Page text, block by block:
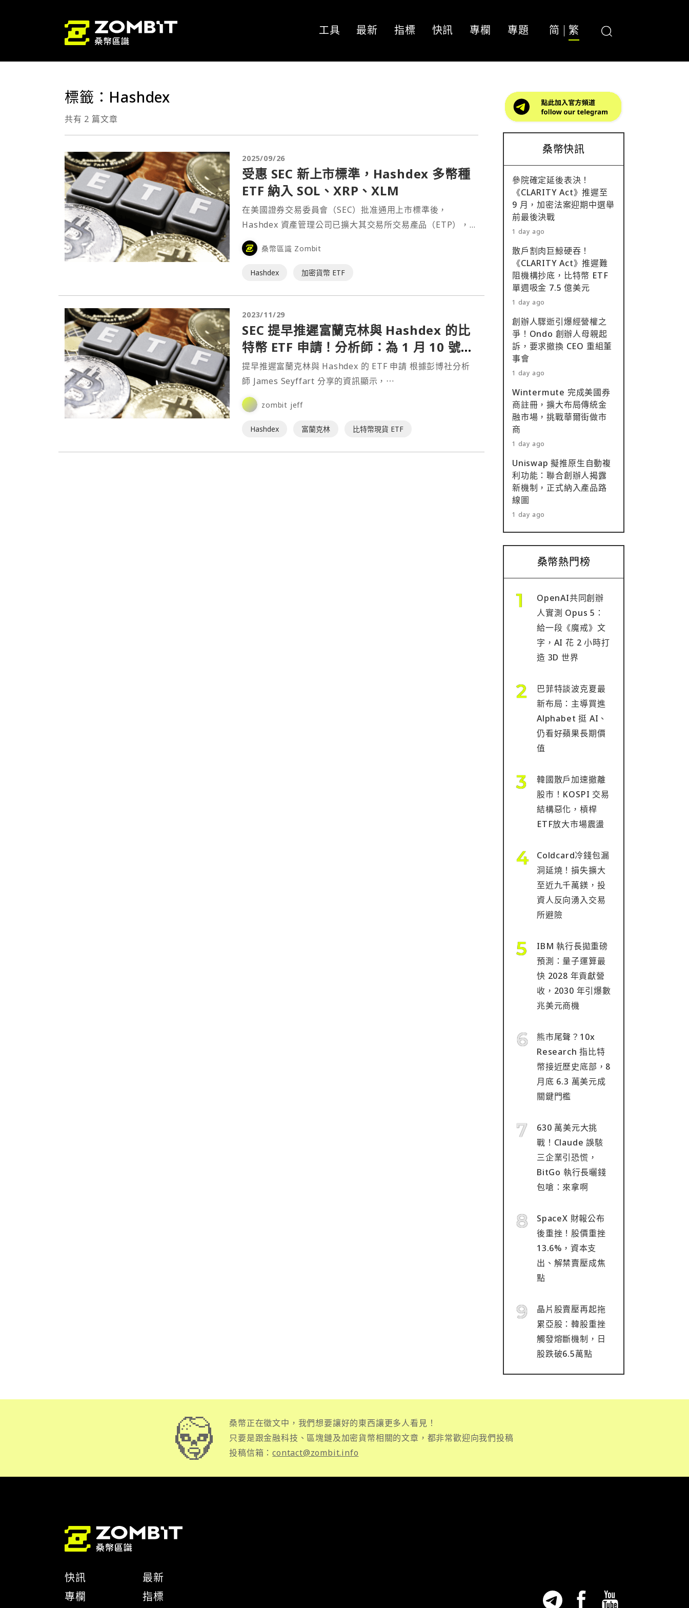
工具 最新 指標 快訊 專欄 專題 简 繁
標籤：Hashdex
共有 2 篇文章
2025/09/26
受惠 SEC 新上市標準，Hashdex 多幣種
ETF 納入 SOL、XRP、XLM
在美國證券交易委員會（SEC）批准通用上市標準後，
Hashdex 資產管理公司已擴大其交易所交易產品（ETP），將
桑幣區識 Zombit
Hashdex 加密貨幣 ETF
2023/11/29
SEC 提早推遲富蘭克林與 Hashdex 的比
特幣 ETF 申請！分析師：為 1 月 10 號做
準備
提早推遲富蘭克林與 Hashdex 的 ETF 申請 根據彭博社分析
師 James Seyffart 分享的資訊顯示，⋯
zombit jeff
Hashdex 富蘭克林 比特幣現貨 ETF
桑幣快訊
參院確定延後表決！
《CLARITY Act》推遲至
9 月，加密法案迎期中選舉
前最後決戰
1 day ago
散戶割肉巨鯨硬吞！
《CLARITY Act》推遲難
阻機構抄底，比特幣 ETF
單週吸金 7.5 億美元
1 day ago
創辦人驟逝引爆經營權之
爭！Ondo 創辦人母親起
訴，要求撤換 CEO 重組董
事會
1 day ago
Wintermute 完成美國券
商註冊，擴大布局傳統金
融市場，挑戰華爾街做市
商
1 day ago
Uniswap 擬推原生自動複
利功能：聯合創辦人揭露
新機制，正式納入產品路
線圖
1 day ago
桑幣熱門榜
OpenAI共同創辦
人實測 Opus 5：
給一段《魔戒》文
字，AI 花 2 小時打
造 3D 世界
巴菲特談波克夏最
新布局：主導買進
Alphabet 挺 AI、
仍看好蘋果長期價
值
韓國散戶加速撤離
股市！KOSPI 交易
結構惡化，槓桿
ETF放大市場震盪
Coldcard冷錢包漏
洞延燒！損失擴大
至近九千萬鎂，投
資人反向湧入交易
所避險
IBM 執行長拋重磅
預測：量子運算最
快 2028 年貢獻營
收，2030 年引爆數
兆美元商機
熊市尾聲？10x
Research 指比特
幣接近歷史底部，8
月底 6.3 萬美元成
關鍵門檻
630 萬美元大挑
戰！Claude 誤駭
三企業引恐慌，
BitGo 執行長曬錢
包嗆：來拿啊
SpaceX 財報公布
後重挫！股價重挫
13.6%，資本支
出、解禁賣壓成焦
點
晶片股賣壓再起拖
累亞股：韓股重挫
觸發熔斷機制，日
股跌破6.5萬點
桑幣正在徵文中，我們想要讓好的東西讓更多人看見！
只要是跟金融科技、區塊鏈及加密貨幣相關的文章，都非常歡迎向我們投稿
投稿信箱：contact@zombit.info
快訊
專欄
最新
指標